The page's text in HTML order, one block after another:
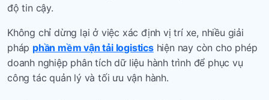
độ tin cậy.
Không chỉ dừng lại ở việc xác định vị trí xe, nhiều giải
pháp phần mềm vận tải logisticshiện nay còn cho phép
doanh nghiệp phân tích dữ liệu hành trình để phục vụ
công tác quản lý và tối ưu vận hành.